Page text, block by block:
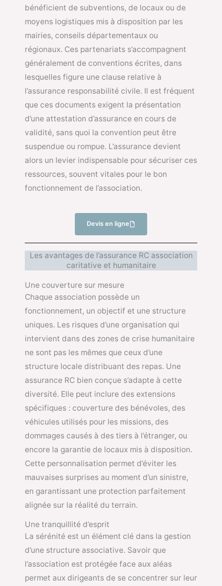
bénéficient de subventions, de locaux ou de
moyens logistiques mis à disposition par les
mairies, conseils départementaux ou
régionaux. Ces partenariats s’accompagnent
généralement de conventions écrites, dans
lesquelles figure une clause relative à
l’assurance responsabilité civile. Il est fréquent
que ces documents exigent la présentation
d’une attestation d’assurance en cours de
validité, sans quoi la convention peut être
suspendue ou rompue. L’assurance devient
alors un levier indispensable pour sécuriser ces
ressources, souvent vitales pour le bon
fonctionnement de l’association.
Devis en ligne
Les avantages de l’assurance RC association
caritative et humanitaire
Une couverture sur mesure
Chaque association possède un
fonctionnement, un objectif et une structure
uniques. Les risques d’une organisation qui
intervient dans des zones de crise humanitaire
ne sont pas les mêmes que ceux d’une
structure locale distribuant des repas. Une
assurance RC bien conçue s’adapte à cette
diversité. Elle peut inclure des extensions
spécifiques : couverture des bénévoles, des
véhicules utilisés pour les missions, des
dommages causés à des tiers à l’étranger, ou
encore la garantie de locaux mis à disposition.
Cette personnalisation permet d’éviter les
mauvaises surprises au moment d’un sinistre,
en garantissant une protection parfaitement
alignée sur la réalité du terrain.
Une tranquillité d’esprit
La sérénité est un élément clé dans la gestion
d’une structure associative. Savoir que
l’association est protégée face aux aléas
permet aux dirigeants de se concentrer sur leur